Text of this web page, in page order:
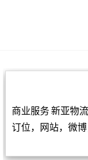
商业服务 新亚物
订位，网站，微博